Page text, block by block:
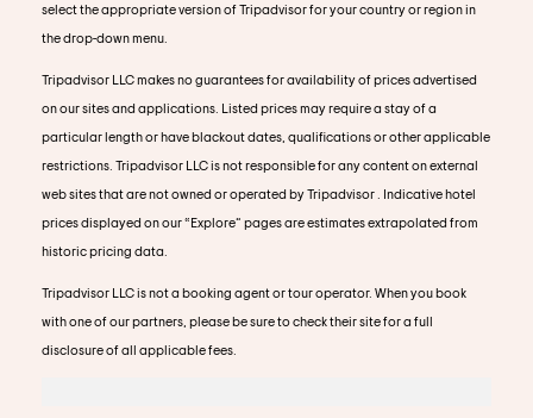
select the appropriate version of Tripadvisor for your country or region in
the drop-down menu.
Tripadvisor LLC makes no guarantees for availability of prices advertised
on our sites and applications. Listed prices may require a stay of a
particular length or have blackout dates, qualifications or other applicable
restrictions. Tripadvisor LLC is not responsible for any content on external
web sites that are not owned or operated by Tripadvisor . Indicative hotel
prices displayed on our “Explore” pages are estimates extrapolated from
historic pricing data.
Tripadvisor LLC is not a booking agent or tour operator. When you book
with one of our partners, please be sure to check their site for a full
disclosure of all applicable fees.